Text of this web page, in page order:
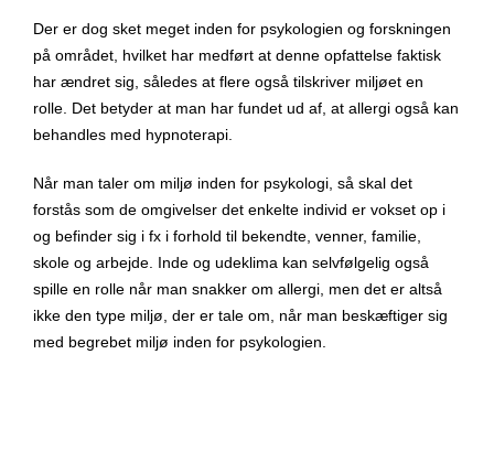
Der er dog sket meget inden for psykologien og forskningen
på området, hvilket har medført at denne opfattelse faktisk
har ændret sig, således at flere også tilskriver miljøet en
rolle. Det betyder at man har fundet ud af, at allergi også kan
behandles med hypnoterapi.
Når man taler om miljø inden for psykologi, så skal det
forstås som de omgivelser det enkelte individ er vokset op i
og befinder sig i fx i forhold til bekendte, venner, familie,
skole og arbejde. Inde og udeklima kan selvfølgelig også
spille en rolle når man snakker om allergi, men det er altså
ikke den type miljø, der er tale om, når man beskæftiger sig
med begrebet miljø inden for psykologien.